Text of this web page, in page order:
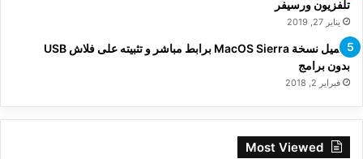
تلفزيون ورسيفر
يناير 27, 2019
تحميل نسخة MacOS Sierra برابط مباشر و تثبيته على فلاش USB
بدون برامج
فبراير 2, 2018
Most Viewed